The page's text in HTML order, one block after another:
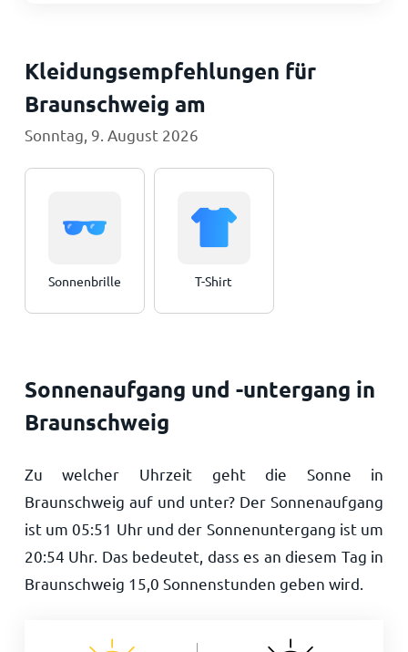
Kleidungsempfehlungen für
Braunschweig am
Sonntag, 9. August 2026
Sonnenbrille T-Shirt
Sonnenaufgang und -untergang in
Braunschweig
Zu welcher Uhrzeit geht die Sonne in
Braunschweig auf und unter? Der Sonnenaufgang
ist um05:51 Uhr und der Sonnenuntergang ist um
20:54 Uhr. Das bedeutet, dass es an diesem Tag in
Braunschweig 15,0 Sonnenstunden geben wird.